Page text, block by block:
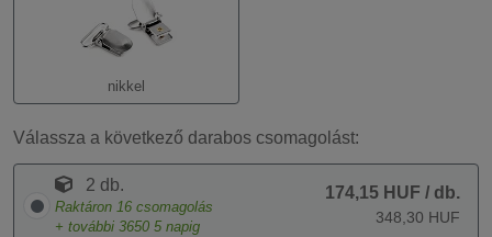
nikkel
Válassza a következő darabos csomagolást:
2 db.
Raktáron 16 csomagolás
+ további 3650 5 napig
174,15 HUF / db.
348,30 HUF